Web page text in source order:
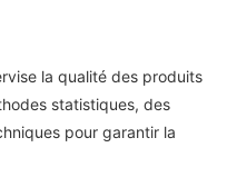
la qualité des produits
statistiques, des
pour garantir la